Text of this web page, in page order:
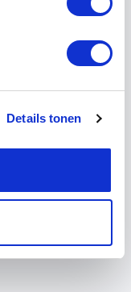
Details tonen